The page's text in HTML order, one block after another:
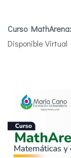
Curso
Disponible Virtual